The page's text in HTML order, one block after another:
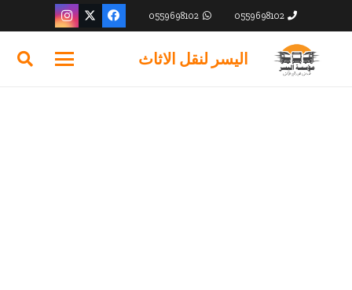
0559698102
0559698102
اليسر لنقل الاثاث